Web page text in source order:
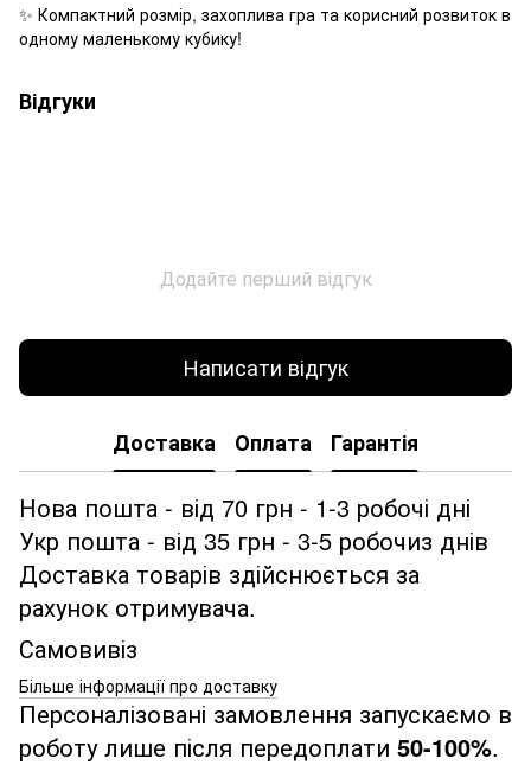
✨ Компактний розмір, захоплива гра та корисний розвиток в
одному маленькому кубику!
Відгуки
Додайте перший відгук
Написати відгук
Доставка Оплата Гарантія
Нова пошта - від 70 грн - 1-3 робочі дні
Укр пошта - від 35 грн - 3-5 робочиз днів
Доставка товарів здійснюється за
рахунок отримувача.
Самовивіз
Більше інформації про доставку
Персоналізовані замовлення запускаємо в
роботу лише після передоплати 50-100%.